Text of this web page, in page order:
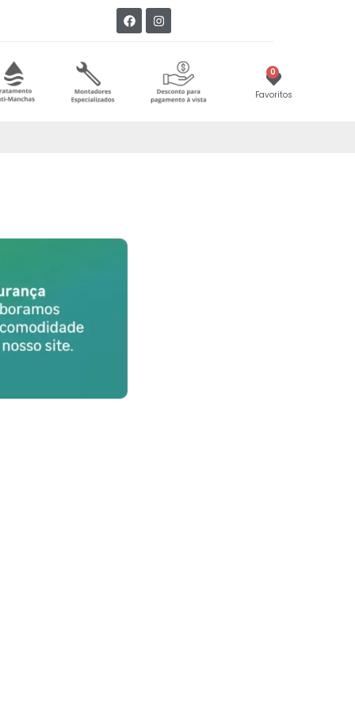
0
Favoritos